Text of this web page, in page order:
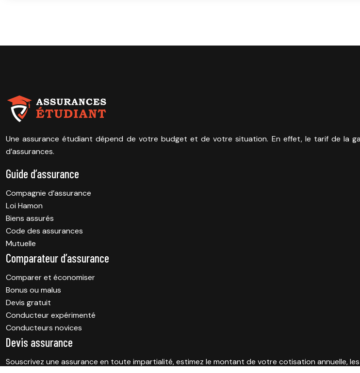
Une assurance étudiant dépend de votre budget et de votre situation. En effet, le tarif de la
d’assurances.
Guide d’assurance
Compagnie d’assurance
Loi Hamon
Biens assurés
Code des assurances
Mutuelle
Comparateur d’assurance
Comparer et économiser
Bonus ou malus
Devis gratuit
Conducteur expérimenté
Conducteurs novices
Devis assurance
Souscrivez une assurance en toute impartialité, estimez le montant de votre cotisation annuelle,